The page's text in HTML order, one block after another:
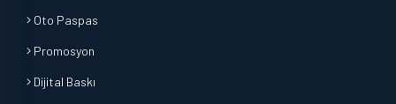
Oto Paspas
Promosyon
Dijital Baskı